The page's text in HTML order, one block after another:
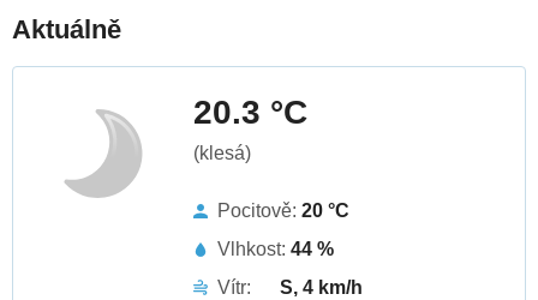
Aktuálně
20.3 °C
(klesá)
Pocitově: 20 °C
Vlhkost: 44 %
Vítr:
S, 4 km/h